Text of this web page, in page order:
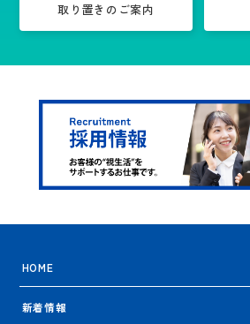
取り置きのご案内
HOME
新着情報